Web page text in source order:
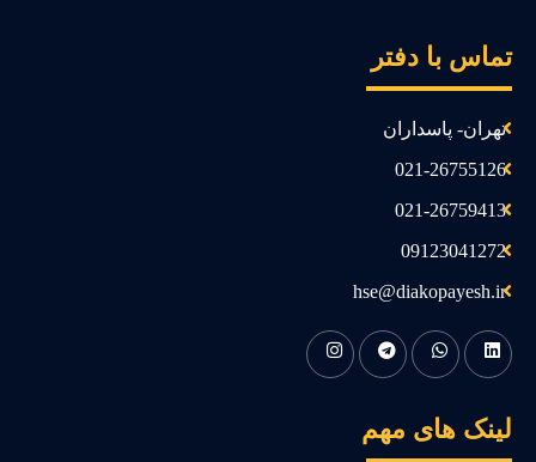
با دفتر
تهران- پاسداران
021-26755126
021-26759413
09123041272
hse@diakopayesh.ir
های مهم